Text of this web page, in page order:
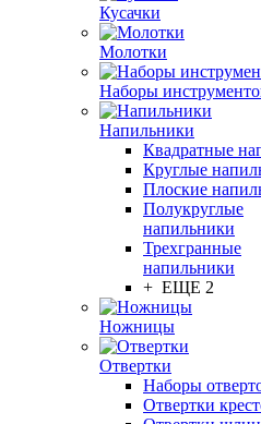
Кусачки
Молотки
Наборы
Напильники
Квадратные
Круглые
Плоские
Полукруглые
напильники
Трехгранные
напильники
+ ЕЩЕ 2
Ножницы
Отвертки
Наборы
Отвертки